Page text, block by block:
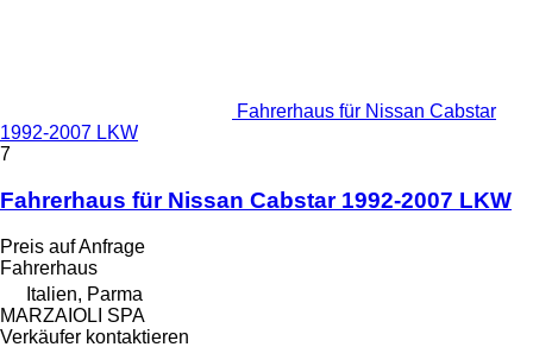
Fahrerhaus für Nissan Cabstar
1992-2007 LKW
7
Fahrerhaus für Nissan Cabstar 1992-2007 LKW
Preis auf Anfrage
Fahrerhaus
Italien, Parma
MARZAIOLI SPA
Verkäufer kontaktieren